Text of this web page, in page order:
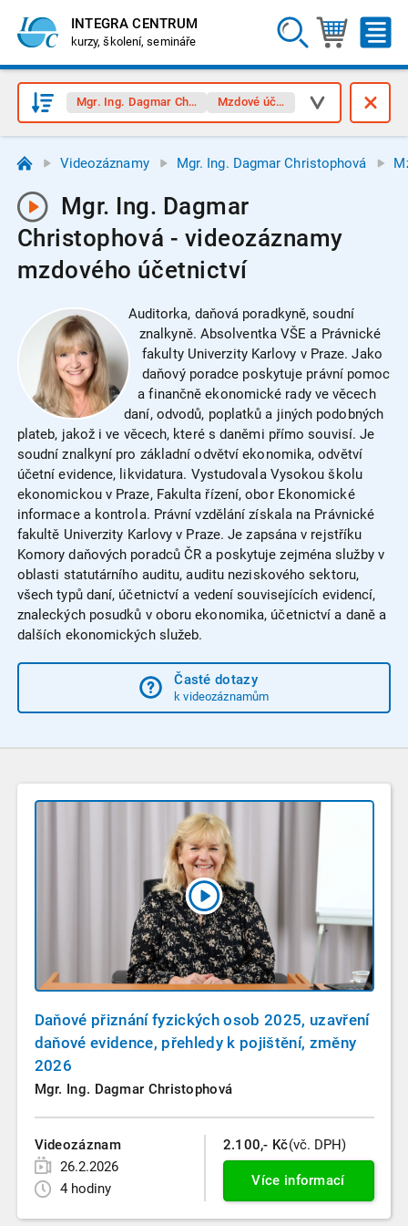
INTEGRA CENTRUM
kurzy, školení, semináře
Mgr. Ing. Dagmar ChristophováMzdové účetnictví
Videozáznamy Mgr. Ing. Dagmar Christophová
Mgr. Ing. Dagmar
Christophová - videozáznamy
mzdového účetnictví
Auditorka, daňová poradkyně, soudní
znalkyně. Absolventka VŠE a Právnické
fakulty Univerzity Karlovy v Praze. Jako
daňový poradce poskytuje právní pomoc
a finančně ekonomické rady ve věcech
daní, odvodů, poplatků a jiných podobných
plateb, jakož i ve věcech, které s daněmi přímo souvisí. Je
soudní znalkyní pro základní odvětví ekonomika, odvětví
účetní evidence, likvidatura. Vystudovala Vysokou školu
ekonomickou v Praze, Fakulta řízení, obor Ekonomické
informace a kontrola. Právní vzdělání získala na Právnické
fakultě Univerzity Karlovy v Praze. Je zapsána v rejstříku
Komory daňových poradců ČR a poskytuje zejména služby v
oblasti statutárního auditu, auditu neziskového sektoru,
všech typů daní, účetnictví a vedení souvisejících evidencí,
znaleckých posudků v oboru ekonomika, účetnictví a daně a
dalších ekonomických služeb.
Časté dotazy
k videozáznamům
Daňové přiznání fyzických osob 2025, uzavření
daňové evidence, přehledy k pojištění, změny
2026
Mgr. Ing. Dagmar Christophová
Videozáznam
26.2.2026
4 hodiny
2.100,- Kč(vč. DPH)
Více informací